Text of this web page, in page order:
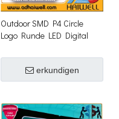
Outdoor SMD P4 Circle
Logo Runde LED Digital
Signage
erkundigen